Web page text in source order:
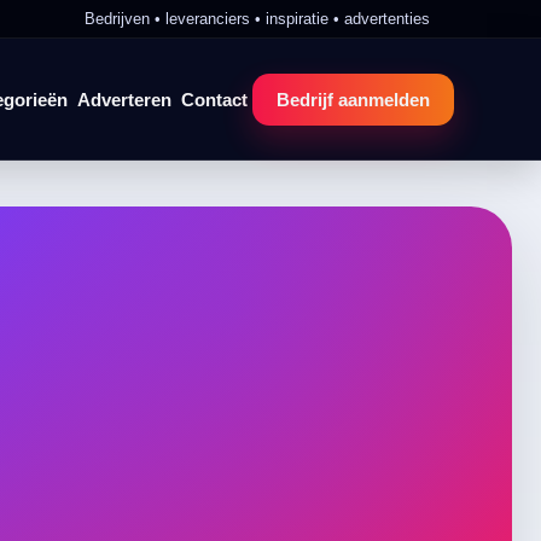
Bedrijven • leveranciers • inspiratie • advertenties
Adverteren Contact Bedrijf aanmelden